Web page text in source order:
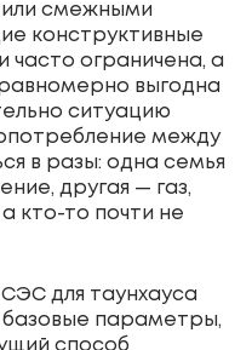
смежными
конструктивные
ограничена, а
выгодна
ситуацию
между
в разы: одна семья
другая — газ,
кто-то почти не
для таунхауса
параметры,
способ